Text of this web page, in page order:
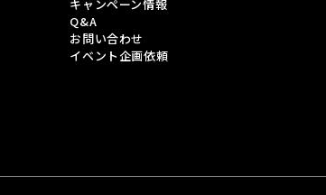
キャンペーン情報
Q&A
お問い合わせ
イベント企画依頼